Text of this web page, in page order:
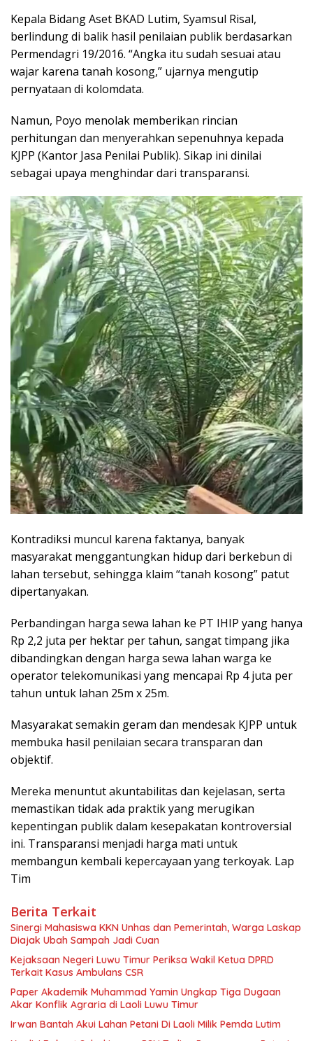
Kepala Bidang Aset BKAD Lutim, Syamsul Risal,
berlindung di balik hasil penilaian publik berdasarkan
Permendagri 19/2016. “Angka itu sudah sesuai atau
wajar karena tanah kosong,” ujarnya mengutip
pernyataan di kolomdata.
Namun, Poyo menolak memberikan rincian
perhitungan dan menyerahkan sepenuhnya kepada
KJPP (Kantor Jasa Penilai Publik). Sikap ini dinilai
sebagai upaya menghindar dari transparansi.
Kontradiksi muncul karena faktanya, banyak
masyarakat menggantungkan hidup dari berkebun di
lahan tersebut, sehingga klaim “tanah kosong” patut
dipertanyakan.
Perbandingan harga sewa lahan ke PT IHIP yang hanya
Rp 2,2 juta per hektar per tahun, sangat timpang jika
dibandingkan dengan harga sewa lahan warga ke
operator telekomunikasi yang mencapai Rp 4 juta per
tahun untuk lahan 25m x 25m.
Masyarakat semakin geram dan mendesak KJPP untuk
membuka hasil penilaian secara transparan dan
objektif.
Mereka menuntut akuntabilitas dan kejelasan, serta
memastikan tidak ada praktik yang merugikan
kepentingan publik dalam kesepakatan kontroversial
ini. Transparansi menjadi harga mati untuk
membangun kembali kepercayaan yang terkoyak. Lap
Tim
Berita Terkait
Sinergi Mahasiswa KKN Unhas dan Pemerintah, Warga Laskap
Diajak Ubah Sampah Jadi Cuan
Kejaksaan Negeri Luwu Timur Periksa Wakil Ketua DPRD
Terkait Kasus Ambulans CSR
Paper Akademik Muhammad Yamin Ungkap Tiga Dugaan
Akar Konflik Agraria di Laoli Luwu Timur
Irwan Bantah Akui Lahan Petani Di Laoli Milik Pemda Lutim